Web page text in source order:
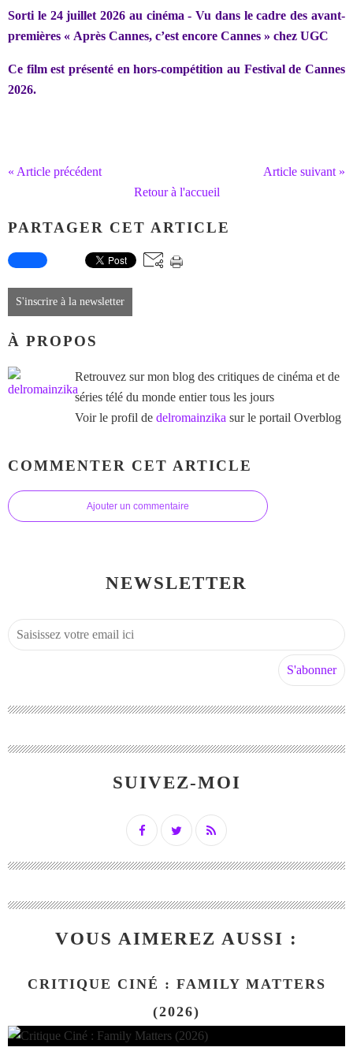
Sorti le 24 juillet 2026 au cinéma - Vu dans le cadre des avant-
premières « Après Cannes, c’est encore Cannes » chez UGC
Ce film est présenté en hors-compétition au Festival de Cannes
2026.
« Article précédent
Article suivant »
Retour à l'accueil
PARTAGER CET ARTICLE
S'inscrire à la newsletter
À PROPOS
Retrouvez sur mon blog des critiques de cinéma et de
séries télé du monde entier tous les jours
Voir le profil de delromainzika sur le portail Overblog
COMMENTER CET ARTICLE
Ajouter un commentaire
NEWSLETTER
SUIVEZ-MOI
VOUS AIMEREZ AUSSI :
CRITIQUE CINÉ : FAMILY MATTERS
(2026)